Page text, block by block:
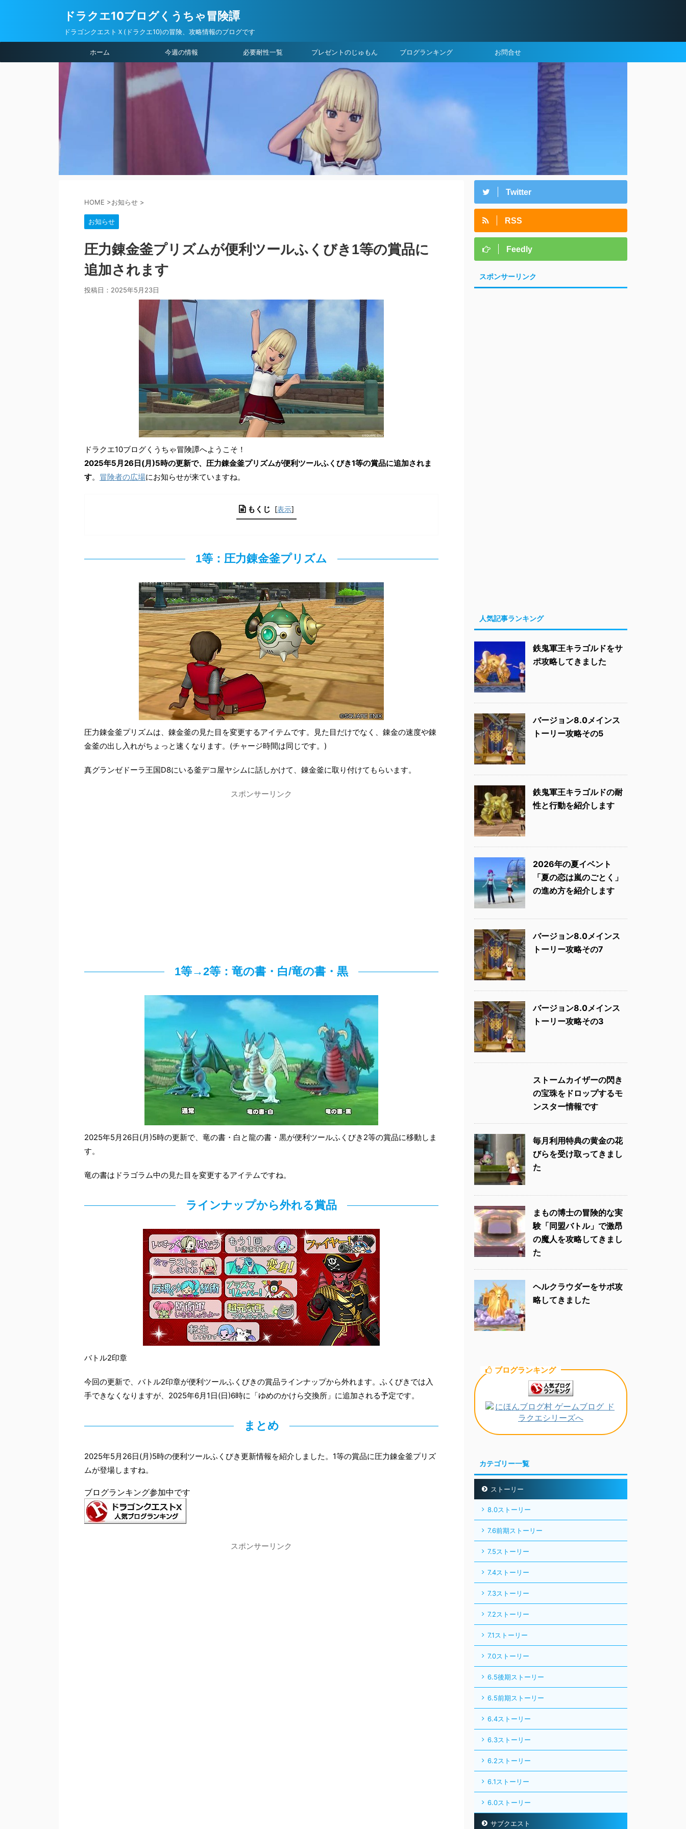
ドラクエ10ブログくうちゃ冒険譚
ドラゴンクエストＸ(ドラクエ10)の冒険、攻略情報のブログです
ホーム 今週の情報 必要耐性一覧 プレゼントのじゅもん ブログランキング お問合せ
HOME >お知らせ >
お知らせ
圧力錬金釜プリズムが便利ツールふくびき1等の賞品に
追加されます
投稿日： 2025年5月23日
ドラクエ10ブログくうちゃ冒険譚へようこそ！
2025年5月26日(月)5時の更新で、圧力錬金釜プリズムが便利ツールふくびき1等の賞品に追加されま
す。 冒険者の広場にお知らせが来ていますね。
もくじ [表示]
1等：圧力錬金釜プリズム
圧力錬金釜プリズムは、錬金釜の見た目を変更するアイテムです。見た目だけでなく、錬金の速度や錬
金釜の出し入れがちょっと速くなります。(チャージ時間は同じです。)
真グランゼドーラ王国D8にいる釜デコ屋ヤシムに話しかけて、錬金釜に取り付けてもらいます。
スポンサーリンク
1等→2等：竜の書・白/竜の書・黒
2025年5月26日(月)5時の更新で、竜の書・白と龍の書・黒が便利ツールふくびき2等の賞品に移動しま
す。
竜の書はドラゴラム中の見た目を変更するアイテムですね。
ラインナップから外れる賞品
バトル2印章
今回の更新で、バトル2印章が便利ツールふくびきの賞品ラインナップから外れます。ふくびきでは入
手できなくなりますが、2025年6月1日(日)6時に「ゆめのかけら交換所」に追加される予定です。
まとめ
2025年5月26日(月)5時の便利ツールふくびき更新情報を紹介しました。1等の賞品に圧力錬金釜プリズ
ムが登場しますね。
ブログランキング参加中です
スポンサーリンク
Twitter
RSS
Feedly
スポンサーリンク
人気記事ランキング
鉄鬼軍王キラゴルドをサ
ポ攻略してきました
バージョン8.0メインス
トーリー攻略その5
鉄鬼軍王キラゴルドの耐
性と行動を紹介します
2026年の夏イベント
「夏の恋は嵐のごとく」
の進め方を紹介します
バージョン8.0メインス
トーリー攻略その7
バージョン8.0メインス
トーリー攻略その3
ストームカイザーの閃き
の宝珠をドロップするモ
ンスター情報です
毎月利用特典の黄金の花
びらを受け取ってきまし
た
まもの博士の冒険的な実
験「同盟バトル」で激昂
の魔人を攻略してきまし
た
ヘルクラウダーをサポ攻
略してきました
ブログランキング
カテゴリー一覧
ストーリー
8.0ストーリー
7.6前期ストーリー
7.5ストーリー
7.4ストーリー
7.3ストーリー
7.2ストーリー
7.1ストーリー
7.0ストーリー
6.5後期ストーリー
6.5前期ストーリー
6.4ストーリー
6.3ストーリー
6.2ストーリー
6.1ストーリー
6.0ストーリー
サブクエスト